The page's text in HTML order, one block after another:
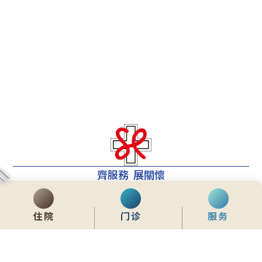
住院 门诊 服务
齊服務 展關懷
We Serve & We Care
enquiry@stpaul.org.hk
(852) 2890 6008